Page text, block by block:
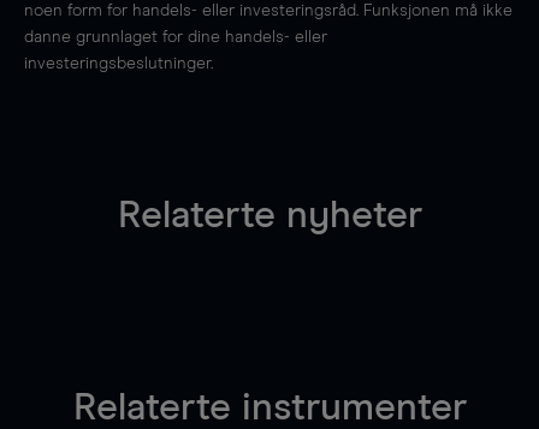
noen form for handels- eller investeringsråd. Funksjonen må ikke
danne grunnlaget for dine handels- eller
investeringsbeslutninger.
Relaterte nyheter
Relaterte instrumenter